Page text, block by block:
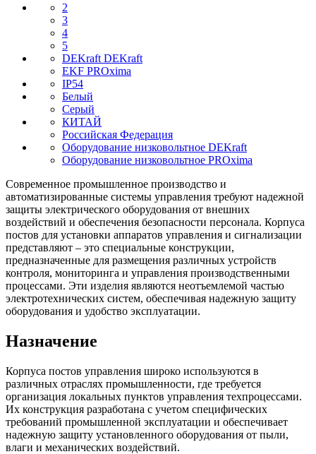
2
3
4
5
DEKraft DEKraft
EKF PROxima
IP54
Белый
Серый
КИТАЙ
Российская Федерация
Оборудование низковольтное DEKraft
Оборудование низковольтное PROxima
Современное промышленное производство и
автоматизированные системы управления требуют надежной
защиты электрического оборудования от внешних
воздействий и обеспечения безопасности персонала. Корпуса
постов для установки аппаратов управления и сигнализации
представляют – это специальные конструкции,
предназначенные для размещения различных устройств
контроля, мониторинга и управления производственными
процессами. Эти изделия являются неотъемлемой частью
электротехнических систем, обеспечивая надежную защиту
оборудования и удобство эксплуатации.
Назначение
Корпуса постов управления широко используются в
различных отраслях промышленности, где требуется
организация локальных пунктов управления техпроцессами.
Их конструкция разработана с учетом специфических
требований промышленной эксплуатации и обеспечивает
надежную защиту установленного оборудования от пыли,
влаги и механических воздействий.